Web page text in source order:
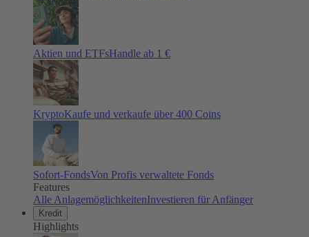
Aktien und ETFsHandle ab 1 €
KryptoKaufe und verkaufe über 400 Coins
Sofort-FondsVon Profis verwaltete Fonds
Features
Alle AnlagemöglichkeitenInvestieren für Anfänger
Kredit
Highlights